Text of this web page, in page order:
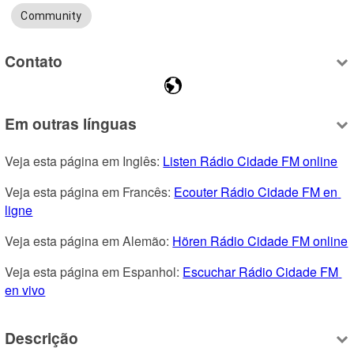
Community
Contato
Em outras línguas
Veja esta página em Inglês: Listen Rádio Cidade FM online
Veja esta página em Francês: Ecouter Rádio Cidade FM en
ligne
Veja esta página em Alemão: Hören Rádio Cidade FM online
Veja esta página em Espanhol: Escuchar Rádio Cidade FM
en vivo
Descrição